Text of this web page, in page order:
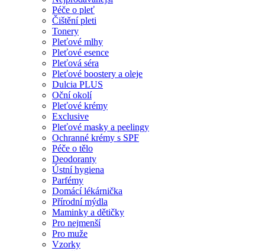
Péče o pleť
Čištění pleti
Tonery
Pleťové mlhy
Pleťové esence
Pleťová séra
Pleťové boostery a oleje
Dulcia PLUS
Oční okolí
Pleťové krémy
Exclusive
Pleťové masky a peelingy
Ochranné krémy s SPF
Péče o tělo
Deodoranty
Ústní hygiena
Parfémy
Domácí lékárnička
Přírodní mýdla
Maminky a dětičky
Pro nejmenší
Pro muže
Vzorky